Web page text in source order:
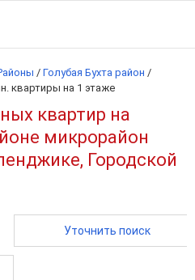
/ Голубая Бухта район /
квартиры на 1 этаже
квартир на
микрорайон
Городской
Уточнить поиск